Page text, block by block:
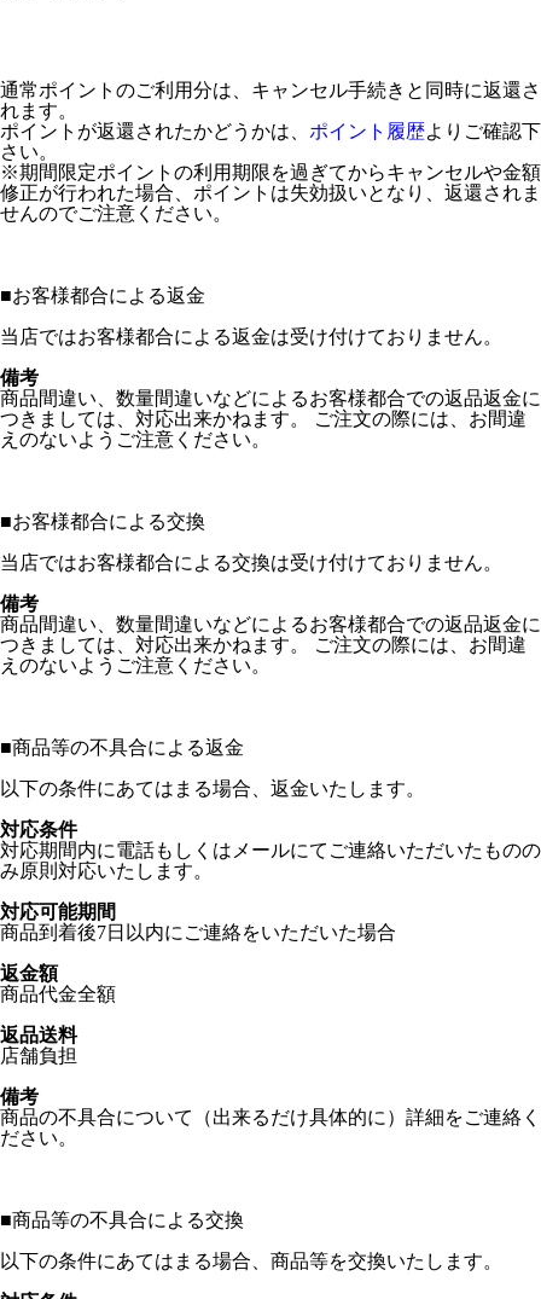
通常ポイントのご利用分は、キャンセル手続きと同時に返還さ
れます。
ポイントが返還されたかどうかは、 ポイント履歴よりご確認下
さい。
※期間限定ポイントの利用期限を過ぎてからキャンセルや金額
修正が行われた場合、ポイントは失効扱いとなり、返還されま
せんのでご注意ください。
■お客様都合による返金
当店ではお客様都合による返金は受け付けておりません。
備考
商品間違い、数量間違いなどによるお客様都合での返品返金に
つきましては、対応出来かねます。 ご注文の際には、お間違
えのないようご注意ください。
■お客様都合による交換
当店ではお客様都合による交換は受け付けておりません。
備考
商品間違い、数量間違いなどによるお客様都合での返品返金に
つきましては、対応出来かねます。 ご注文の際には、お間違
えのないようご注意ください。
■商品等の不具合による返金
以下の条件にあてはまる場合、返金いたします。
対応条件
対応期間内に電話もしくはメールにてご連絡いただいたものの
み原則対応いたします。
対応可能期間
商品到着後7日以内にご連絡をいただいた場合
返金額
商品代金全額
返品送料
店舗負担
備考
商品の不具合について（出来るだけ具体的に）詳細をご連絡く
ださい。
■商品等の不具合による交換
以下の条件にあてはまる場合、商品等を交換いたします。